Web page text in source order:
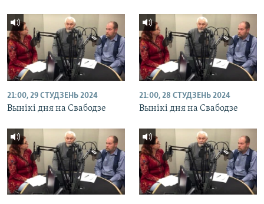
21:00, 29 СТУДЗЕНЬ 2024
Вынікі дня на Свабодзе
21:00, 28 СТУДЗЕНЬ 2024
Вынікі дня на Свабодзе